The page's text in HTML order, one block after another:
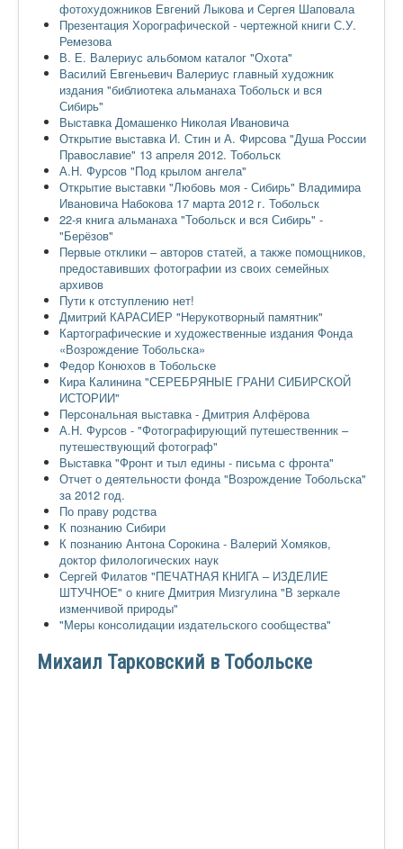
фотохудожников Евгений Лыкова и Сергея Шаповала
Презентация Хорографической - чертежной книги С.У.
Ремезова
В. Е. Валериус альбомом каталог "Охота"
Василий Евгеньевич Валериус главный художник
издания "библиотека альманаха Тобольск и вся
Сибирь"
Выставка Домашенко Николая Ивановича
Открытие выставка И. Стин и А. Фирсова "Душа России
Православие" 13 апреля 2012. Тобольск
А.Н. Фурсов "Под крылом ангела"
Открытие выставки "Любовь моя - Сибирь" Владимира
Ивановича Набокова 17 марта 2012 г. Тобольск
22-я книга альманаха "Тобольск и вся Сибирь" -
"Берёзов"
Первые отклики – авторов статей, а также помощников,
предоставивших фотографии из своих семейных
архивов
Пути к отступлению нет!
Дмитрий КАРАСИЕР "Нерукотворный памятник"
Картографические и художественные издания Фонда
«Возрождение Тобольска»
Федор Конюхов в Тобольске
Кира Калинина "СЕРЕБРЯНЫЕ ГРАНИ СИБИРСКОЙ
ИСТОРИИ"
Персональная выставка - Дмитрия Алфёрова
А.Н. Фурсов - "Фотографирующий путешественник –
путешествующий фотограф"
Выставка "Фронт и тыл едины - письма с фронта"
Отчет о деятельности фонда "Возрождение Тобольска"
за 2012 год.
По праву родства
К познанию Сибири
К познанию Антона Сорокина - Валерий Хомяков,
доктор филологических наук
Сергей Филатов "ПЕЧАТНАЯ КНИГА – ИЗДЕЛИЕ
ШТУЧНОЕ" о книге Дмитрия Мизгулина "В зеркале
изменчивой природы"
"Меры консолидации издательского сообщества"
Михаил Тарковский в Тобольске